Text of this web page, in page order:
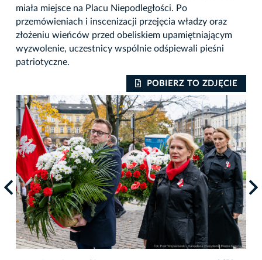
miała miejsce na Placu Niepodległości. Po
przemówieniach i inscenizacji przejęcia władzy oraz
złożeniu wieńców przed obeliskiem upamiętniającym
wyzwolenie, uczestnicy wspólnie odśpiewali pieśni
patriotyczne.
POBIERZ TO ZDJĘCIE